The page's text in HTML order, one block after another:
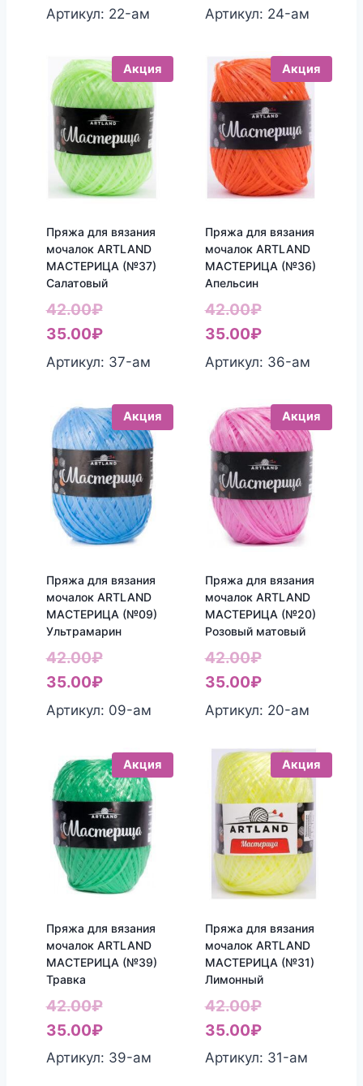
составляла
цена:
Артикул: 22-aм
составляла
цена:
Артикул: 24-aм
Акция
Пряжа для вязания
мочалок ARTLAND
МАСТЕРИЦА (№37)
Салатовый
42.00₽Первоначальная
цена
составляла
35.00₽Текущая
цена:
Артикул: 37-aм
Акция
Пряжа для вязания
мочалок ARTLAND
МАСТЕРИЦА (№36)
Апельсин
42.00₽
цена
составляла
35.00₽Текущая
цена:
Артикул: 36-aм
Акция
Пряжа для вязания
мочалок ARTLAND
МАСТЕРИЦА (№09)
Ультрамарин
42.00₽Первоначальная
цена
составляла
35.00₽Текущая
цена:
Артикул: 09-aм
Акция
Пряжа для вязания
мочалок ARTLAND
МАСТЕРИЦА (№20)
Розовый матовый
42.00₽
цена
составляла
35.00₽Текущая
цена:
Артикул: 20-aм
Акция
Пряжа для вязания
мочалок ARTLAND
МАСТЕРИЦА (№39)
Травка
42.00₽Первоначальная
цена
составляла
35.00₽Текущая
цена:
Артикул: 39-aм
Акция
Пряжа для вязания
мочалок ARTLAND
МАСТЕРИЦА (№31)
Лимонный
42.00₽
цена
составляла
35.00₽Текущая
цена:
Артикул: 31-aм